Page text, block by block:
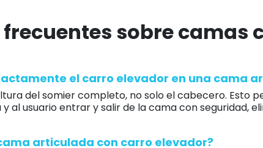
sobre camas
el carro elevador en una cama
del somier completo, no solo el cabecero. Esto
al usuario entrar y salir de la cama con seguridad,
articulada con carro elevador?